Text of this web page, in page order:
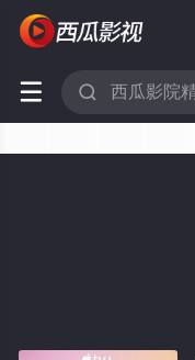
 